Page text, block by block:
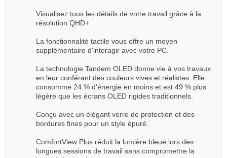
Visualisez tous les détails de votre travail grâce à la
résolution QHD+.
La fonctionnalité tactile vous offre un moyen
supplémentaire d'interagir avec votre PC.
La technologie Tandem OLED donne vie à vos travaux
en leur conférant des couleurs vives et réalistes. Elle
consomme 24 % d'énergie en moins et est 49 % plus
légère que les écrans OLED rigides traditionnels.
Conçu avec un élégant verre de protection et des
bordures fines pour un style épuré.
ComfortView Plus réduit la lumière bleue lors des
longues sessions de travail sans compromettre la